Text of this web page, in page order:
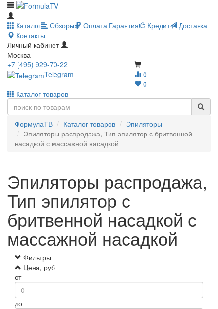
Каталог Обзоры Оплата Гарантия Кредит
Доставка
Контакты
Личный кабинет
Москва
0
0
+7 (495) 929-70-22
Telegram
Каталог товаров
ФормулаТВ Каталог товаров
Эпиляторы
Эпиляторы распродажа, Тип эпилятор с бритвенной
насадкой с массажной насадкой
Эпиляторы распродажа,
Тип эпилятор с
бритвенной насадкой с
массажной насадкой
Фильтры
Цена, руб
от
до